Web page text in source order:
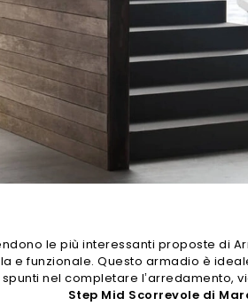
le più interessanti proposte di
e funzionale. Questo armadio è
spunti nel completare
Step Mid Scorrevole di